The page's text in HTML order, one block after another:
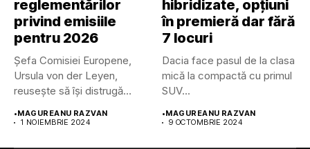
reglementărilor
privind emisiile
pentru 2026
Șefa Comisiei Europene,
Ursula von der Leyen,
reusește să își distrugă
•MAGUREANU RAZVAN
1 NOIEMBRIE 2024
hibridizate, opțiuni
în premieră dar fără
7 locuri
Dacia face pasul de la clasa
mică la compactă cu primul
SUV...
•MAGUREANU RAZVAN
9 OCTOMBRIE 2024